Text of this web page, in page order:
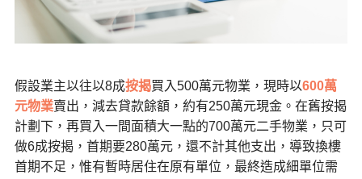
假設業主以往以8成按揭買入500萬元物業，現時以600萬
元物業賣出，減去貸款餘額，約有250萬元現金。在舊按揭
計劃下，再買入一間面積大一點的700萬元二手物業，只可
做6成按揭，首期要280萬元，還不計其他支出，導致換樓
首期不足，惟有暫時居住在原有單位，最終造成細單位需